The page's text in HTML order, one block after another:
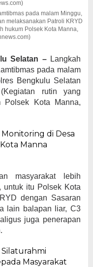
pada malam Minggu,
melaksanakan Patroli KRYD
hukum Polsek Kota Manna,
Selatan –Langkah
pada malam
Bengkulu Selatan
rutin yang
Polsek Kota Manna,
di Desa
Manna
masyarakat lebih
untuk itu Polsek Kota
dengan Sasaran
lain balapan liar, C3
juga penerapan
Masyarakat